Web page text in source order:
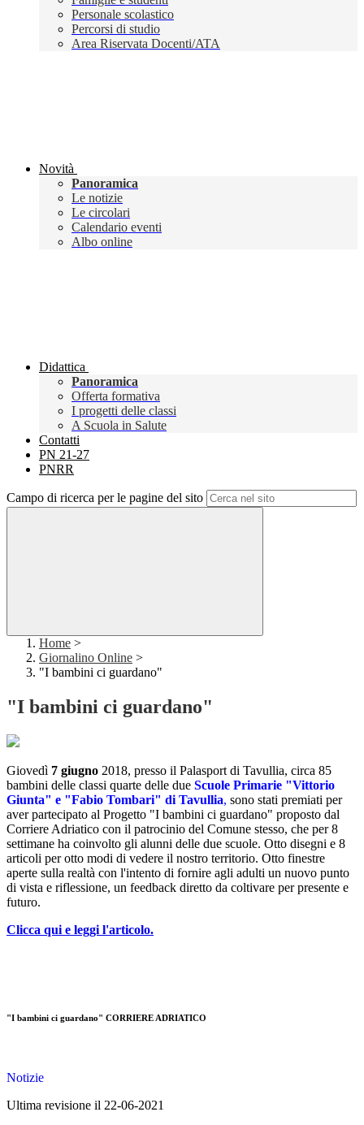
Personale scolastico
Percorsi di studio
Area Riservata Docenti/ATA
Novità
Panoramica
Le notizie
Le circolari
Calendario eventi
Albo online
Didattica
Panoramica
Offerta formativa
I progetti delle classi
A Scuola in Salute
Contatti
PN 21-27
PNRR
Campo di ricerca per le pagine del sito
Home >
Giornalino Online >
"I bambini ci guardano"
"I bambini ci guardano"
Giovedì 7 giugno 2018, presso il Palasport di Tavullia, circa 85
bambini delle classi quarte delle due Scuole Primarie "Vittorio
Giunta" e "Fabio Tombari" di Tavullia, sono stati premiati per
aver partecipato al Progetto "I bambini ci guardano" proposto dal
Corriere Adriatico con il patrocinio del Comune stesso, che per 8
settimane ha coinvolto gli alunni delle due scuole. Otto disegni e 8
articoli per otto modi di vedere il nostro territorio. Otto finestre
aperte sulla realtà con l'intento di fornire agli adulti un nuovo punto
di vista e riflessione, un feedback diretto da coltivare per presente e
futuro.
Clicca qui e leggi l'articolo.
"I bambini ci guardano" CORRIERE ADRIATICO
Notizie
Ultima revisione il 22-06-2021